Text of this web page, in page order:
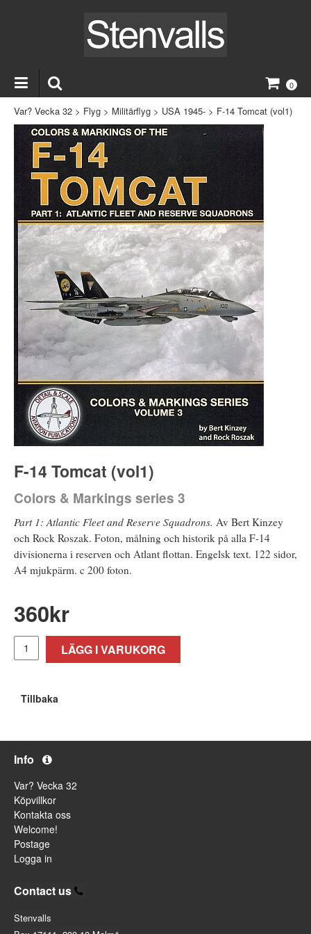
0
Var? Vecka 32 > Flyg > Militärflyg > USA 1945- > F-14 Tomcat (vol1)
F-14 Tomcat (vol1)
Colors & Markings series 3
Part 1: Atlantic Fleet and Reserve Squadrons. Av Bert Kinzey
och Rock Roszak. Foton, målning och historik på alla F-14
divisionerna i reserven och Atlant flottan. Engelsk text. 122 sidor,
A4 mjukpärm. c 200 foton.
360kr
LÄGG I VARUKORG
Tillbaka
Info
Var? Vecka 32
Köpvillkor
Kontakta oss
Welcome!
Postage
Logga in
Contact us
Stenvalls